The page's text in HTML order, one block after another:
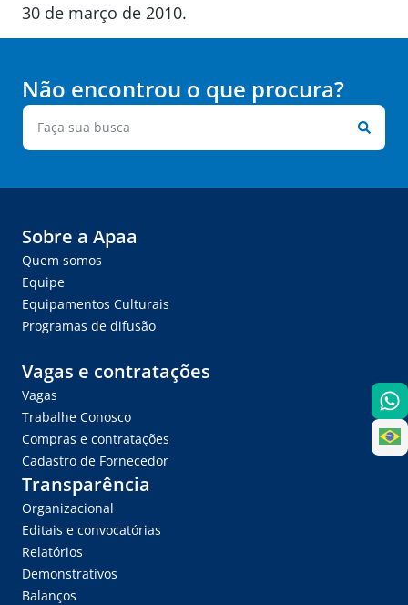
30 de março de 2010.
Não encontrou o que procura?
Sobre a Apaa
Quem somos
Equipe
Equipamentos Culturais
Programas de difusão
Vagas e contratações
Vagas
Trabalhe Conosco
Compras e contratações
Cadastro de Fornecedor
Transparência
Organizacional
Editais e convocatórias
Relatórios
Demonstrativos
Balanços